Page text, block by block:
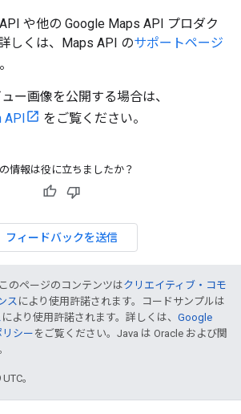
や他の Google Maps API プロダク
しくは、Maps API のサポートページ
ー画像を公開する場合は、
API
をご覧ください。
情報は役に立ちましたか？
フィードバックを送信
のページのコンテンツはクリエイティブ・コモ
ス により使用許諾されます。コードサンプルは
により使用許諾されます。詳しくは、 Google
シー をご覧ください。Java は Oracle および関
。